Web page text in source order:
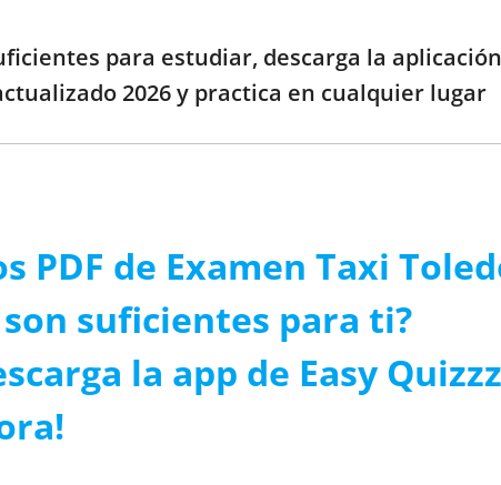
para estudiar, descarga la
2026 y practica en cualquier lugar
PDF de Examen Taxi
suficientes para ti?
la app de Easy Quizzz